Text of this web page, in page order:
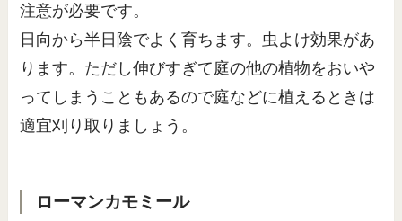
注意が必要です。
日向から半日陰でよく育ちます。虫よけ効果があ
ります。ただし伸びすぎて庭の他の植物をおいや
ってしまうこともあるので庭などに植えるときは
適宜刈り取りましょう。
ローマンカモミール